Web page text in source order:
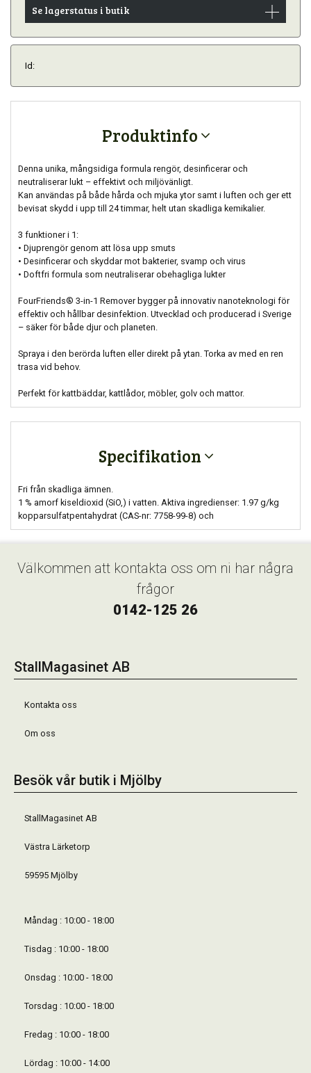
Se lagerstatus i butik
Id:
Produktinfo
Denna unika, mångsidiga formula rengör, desinficerar och
neutraliserar lukt – effektivt och miljövänligt.
Kan användas på både hårda och mjuka ytor samt i luften och ger ett
bevisat skydd i upp till 24 timmar, helt utan skadliga kemikalier.
3 funktioner i 1:
• Djuprengör genom att lösa upp smuts
• Desinficerar och skyddar mot bakterier, svamp och virus
• Doftfri formula som neutraliserar obehagliga lukter
FourFriends® 3-in-1 Remover bygger på innovativ nanoteknologi för
effektiv och hållbar desinfektion. Utvecklad och producerad i Sverige
– säker för både djur och planeten.
Spraya i den berörda luften eller direkt på ytan. Torka av med en ren
trasa vid behov.
Perfekt för kattbäddar, kattlådor, möbler, golv och mattor.
Specifikation
Fri från skadliga ämnen.
1 % amorf kiseldioxid (SiO,) i vatten. Aktiva ingredienser: 1.97 g/kg
kopparsulfatpentahydrat (CAS-nr: 7758-99-8) och
Välkommen att kontakta oss om ni har några
frågor
0142-125 26
StallMagasinet AB
Kontakta oss
Om oss
Besök vår butik i Mjölby
StallMagasinet AB
Västra Lärketorp
59595 Mjölby
Måndag : 10:00 - 18:00
Tisdag : 10:00 - 18:00
Onsdag : 10:00 - 18:00
Torsdag : 10:00 - 18:00
Fredag : 10:00 - 18:00
Lördag : 10:00 - 14:00